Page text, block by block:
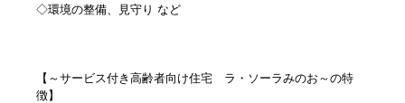
◇環境の整備、見守り など
【～サービス付き高齢者向け住宅 ラ・ソーラみのお～の特
徴】